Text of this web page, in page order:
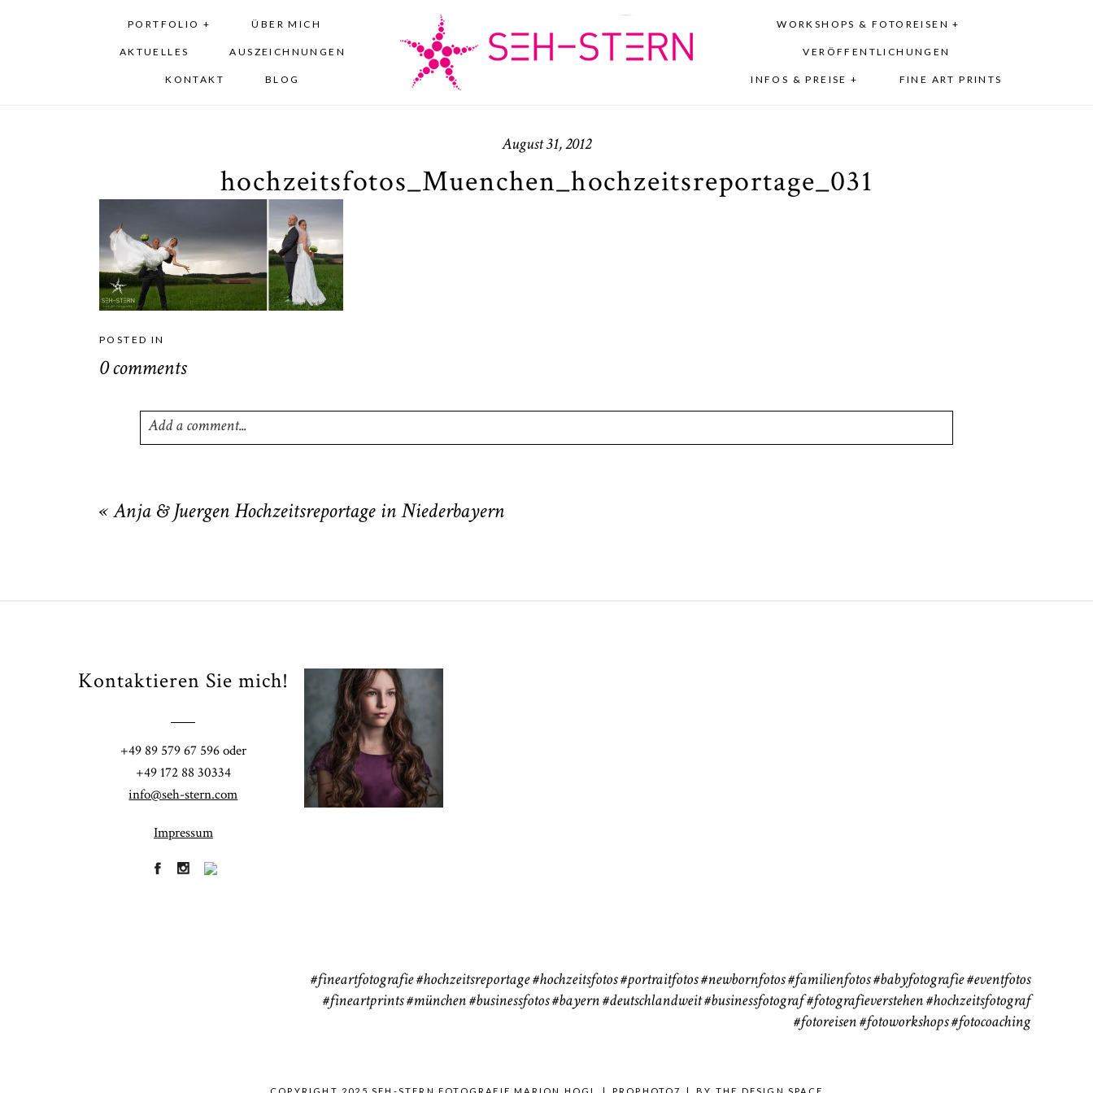
PORTFOLIO + ÜBER MICH
AKTUELLES AUSZEICHNUNGEN
KONTAKT BLOG
WORKSHOPS & FOTOREISEN +
VERÖFFENTLICHUNGEN
INFOS & PREISE + FINE ART PRINTS
August 31, 2012
hochzeitsfotos_Muenchen_hochzeitsreportage_031
POSTED IN
0 comments
Add a comment...
« Anja & Juergen Hochzeitsreportage in Niederbayern
Kontaktieren Sie mich!
+49 89 579 67 596 oder
+49 172 88 30334
info@seh-stern.com
Impressum
Fineart
41
#fineartfotografie #hochzeitsreportage #hochzeitsfotos #portraitfotos #newbornfotos #familienfotos #babyfotografie #eventfotos
#fineartprints#münchen#businessfotos#bayern #deutschlandweit #businessfotograf#fotografieverstehen #hochzeitsfotograf
#fotoreisen #fotoworkshops #fotocoaching
COPYRIGHT 2025 SEH-STERN FOTOGRAFIE MARION HOGL | PROPHOTO7 | BY THE DESIGN SPACE